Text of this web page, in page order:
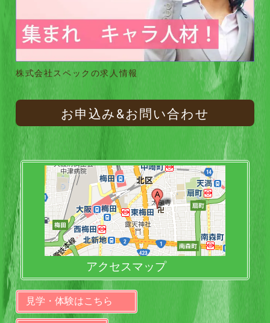
株式会社スペックの求人情報
お申込み&お問い合わせ
アクセスマップ
見学・体験はこちら